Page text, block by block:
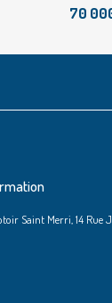
70
Saint Merri, 14 Rue